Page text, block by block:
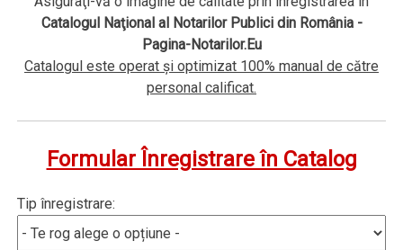
Catalogul Naţional al Notarilor Publici din România -
Pagina-Notarilor.Eu
Catalogul este operat şi optimizat 100% manual de către
personal calificat.
Formular Înregistrare în Catalog
Tip înregistrare: